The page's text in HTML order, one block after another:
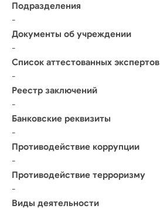
Подразделения
-
Документы об учреждении
-
Список аттестованных экспертов
-
Реестр заключений
-
Банковские реквизиты
-
Противодействие коррупции
-
Противодействие терроризму
-
Виды деятельности